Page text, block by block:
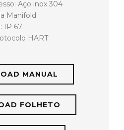
Aço inox 304
Manifold
IP 67
HART
MANUAL
FOLHETO